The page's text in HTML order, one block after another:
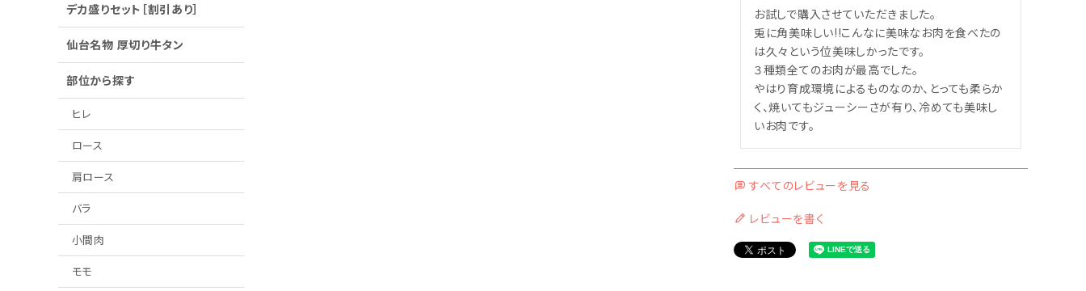
デカ盛りセット［割引あり］
仙台名物 厚切り牛タン
部位から探す
ヒレ
ロース
肩ロース
バラ
小間肉
モモ
お試しで購入させていただきました。
兎に角美味しい!!こんなに美味なお肉を食べたの
は久々という位美味しかったです。
３種類全てのお肉が最高でした。
やはり育成環境によるものなのか、とっても柔らか
く、焼いてもジューシーさが有り、冷めても美味し
いお肉です。
すべてのレビューを見る
レビューを書く